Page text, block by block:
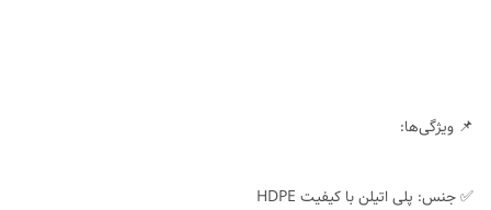
📌 ویژگی‌ها:
✅ جنس: پلی اتیلن با کیفیت HDPE